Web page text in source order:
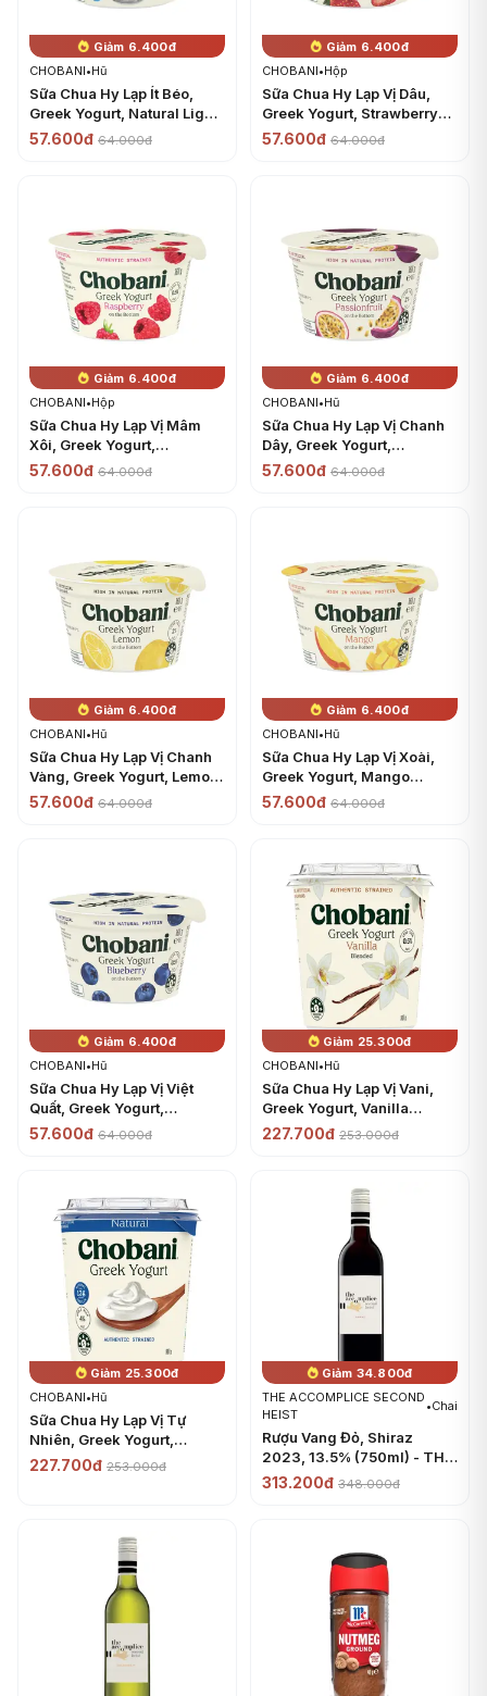
Giảm 6.400đ
CHOBANI•Hũ
Sữa Chua Hy Lạp Ít Béo,
Greek Yogurt, Natural Light
(160g) - CHOBANI
57.600đ 64.000đ
Giảm 6.400đ
CHOBANI•Hộp
Sữa Chua Hy Lạp Vị Dâu,
Greek Yogurt, Strawberry
(160g) - CHOBANI
57.600đ 64.000đ
Giảm 6.400đ
CHOBANI•Hộp
Sữa Chua Hy Lạp Vị Mâm
Xôi, Greek Yogurt,
Raspberry (160g) -
57.600đ 64.000đ
Giảm 6.400đ
CHOBANI•Hũ
Sữa Chua Hy Lạp Vị Chanh
Dây, Greek Yogurt,
Passionfruit (160g) -
57.600đ 64.000đ
Giảm 6.400đ
CHOBANI•Hũ
Sữa Chua Hy Lạp Vị Chanh
Vàng, Greek Yogurt, Lemon
(160g) - CHOBANI
57.600đ 64.000đ
Giảm 6.400đ
CHOBANI•Hũ
Sữa Chua Hy Lạp Vị Xoài,
Greek Yogurt, Mango
(160g) - CHOBANI
57.600đ 64.000đ
Giảm 6.400đ
CHOBANI•Hũ
Sữa Chua Hy Lạp Vị Việt
Quất, Greek Yogurt,
Blueberry (160g) -
57.600đ 64.000đ
Giảm 25.300đ
CHOBANI•Hũ
Sữa Chua Hy Lạp Vị Vani,
Greek Yogurt, Vanilla
Blended (907g) - CHOBANI
227.700đ 253.000đ
Giảm 25.300đ
CHOBANI•Hũ
Sữa Chua Hy Lạp Vị Tự
Nhiên, Greek Yogurt,
Natural (907g) - CHOBANI
227.700đ 253.000đ
Giảm 34.800đ
THE ACCOMPLICE SECOND
HEIST
•Chai
Rượu Vang Đỏ, Shiraz
2023, 13.5% (750ml) - THE
ACCOMPLICE SECOND
313.200đ 348.000đ